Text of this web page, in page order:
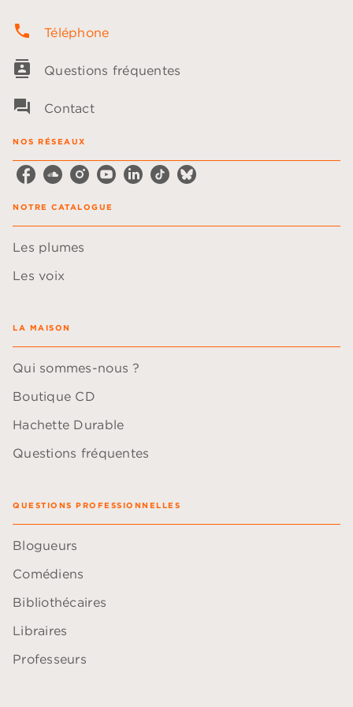
phone Téléphone
contacts Questions fréquentes
question_answer Contact
NOS RÉSEAUX
NOTRE CATALOGUE
Les plumes
Les voix
LA MAISON
Qui sommes-nous ?
Boutique CD
Hachette Durable
Questions fréquentes
QUESTIONS PROFESSIONNELLES
Blogueurs
Comédiens
Bibliothécaires
Libraires
Professeurs